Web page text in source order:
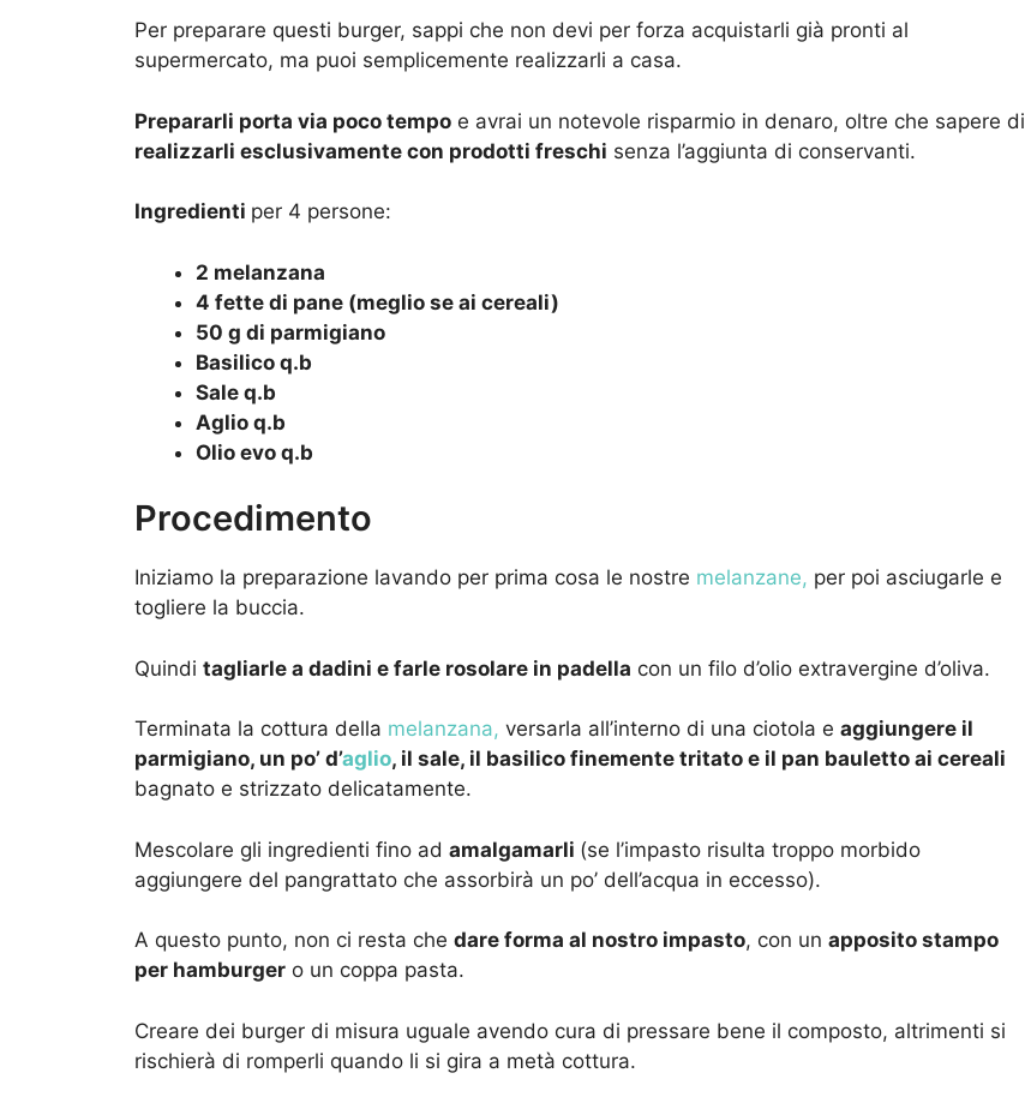
Per preparare questi burger, sappi che non devi per forza acquistarli già pronti al
supermercato, ma puoi semplicemente realizzarli a casa.
Prepararli porta via poco tempo e avrai un notevole risparmio in denaro, oltre che sapere di
realizzarli esclusivamente con prodotti freschi senza l’aggiunta di conservanti.
Ingredienti per 4 persone:
2 melanzana
4 fette di pane (meglio se ai cereali)
50 g di parmigiano
Basilico q.b
Sale q.b
Aglio q.b
Olio evo q.b
Procedimento
Iniziamo la preparazione lavando per prima cosa le nostre melanzane, per poi asciugarle e
togliere la buccia.
Quindi tagliarle a dadini e farle rosolare in padella con un filo d’olio extravergine d’oliva.
Terminata la cottura della melanzana, versarla all’interno di una ciotola e aggiungere il
parmigiano, un po’ d’aglio, il sale, il basilico finemente tritato e il pan bauletto ai cereali
bagnato e strizzato delicatamente.
Mescolare gli ingredienti fino ad amalgamarli (se l’impasto risulta troppo morbido
aggiungere del pangrattato che assorbirà un po’ dell’acqua in eccesso).
A questo punto, non ci resta che dare forma al nostro impasto, con un apposito stampo
per hamburger o un coppa pasta.
Creare dei burger di misura uguale avendo cura di pressare bene il composto, altrimenti si
rischierà di romperli quando li si gira a metà cottura.